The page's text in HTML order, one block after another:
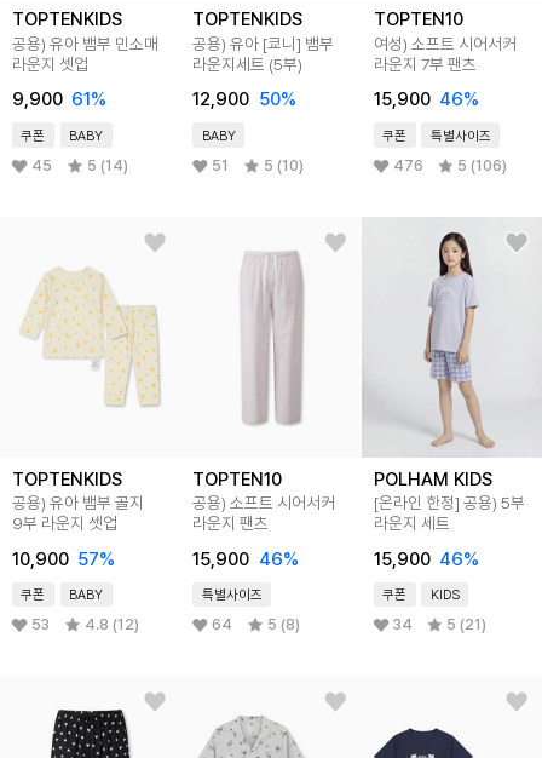
TOPTENKIDS
공용) 유아 뱀부 민소매
라운지 셋업
9,900 61 %
쿠폰 BABY
45 5 (14)
TOPTENKIDS
공용) 유아 [쿄니] 뱀부
라운지세트 (5부)
12,900 50%
BABY
51 5 (10)
TOPTEN10
여성) 소프트 시어서커
라운지 7부 팬츠
15,900 46%
쿠폰 특별사이즈
476 5 (106)
TOPTENKIDS
공용) 유아 뱀부 골지
9부 라운지 셋업
10,900 57%
쿠폰 BABY
53 4.8 (12)
TOPTEN10
공용) 소프트 시어서커
라운지 팬츠
15,900 46%
특별사이즈
64 5 (8)
POLHAM KIDS
[온라인 한정] 공용) 5부
라운지 세트
15,900 46%
쿠폰 KIDS
34 5 (21)